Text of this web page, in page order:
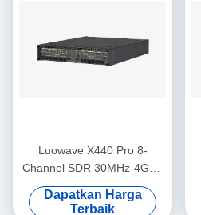
Luowave X440 Pro 8-
Channel SDR 30MHz-4GHz
1.6GHz Bandwidth USRP
Dapatkan Harga
Terbaik